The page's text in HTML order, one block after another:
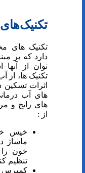
تکنیک های
دارد که بر
توان از آنها
تکنیک ها، از
اثرات تسکین
های آب
های رایج و
از :
خیس
ماساژ
خون را
تنظیم